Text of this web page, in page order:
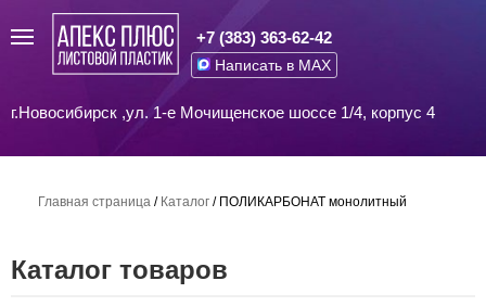
+7 (383) 363-62-42
Написать в MAX
г.Новосибирск ,ул. 1-е Мочищенское шоссе 1/4, корпус 4
Главная страница / Каталог / ПОЛИКАРБОНАТ монолитный
Каталог товаров